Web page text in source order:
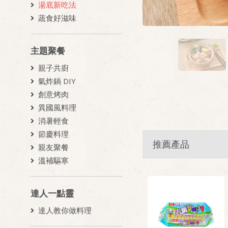
湯底新吃法
蔬食好滋味
主題聚餐
親子共廚
氣炸鍋 DIY
創意烤肉
異國風料理
消暑輕食
節慶料理
親友聚餐
溫補驅寒
達人一點靈
達人教你做料理
推薦產品